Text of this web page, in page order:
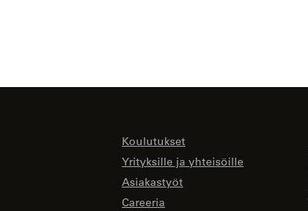
Koulutukset
Yrityksille ja yhteisöille
Asiakastyöt
Careeria